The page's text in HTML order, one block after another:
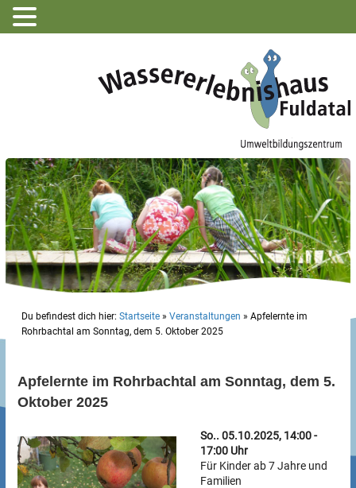
Du befindest dich hier: Startseite » Veranstaltungen » Apfelernte im
Rohrbachtal am Sonntag, dem 5. Oktober 2025
Apfelernte im Rohrbachtal am Sonntag, dem 5.
Oktober 2025
So.. 05.10.2025, 14:00 -
17:00 Uhr
Für Kinder ab 7 Jahre und
Familien